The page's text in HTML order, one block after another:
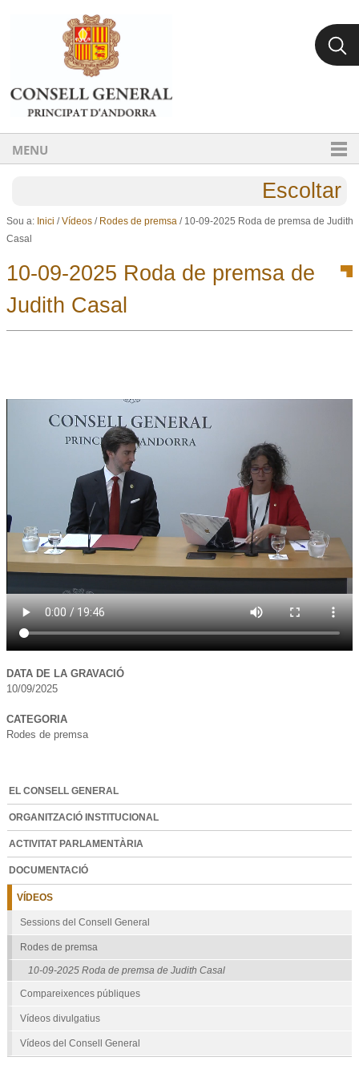
Ves al contingut.
Salta a la navegació
MENU
Escoltar
Sou a: Inici /Vídeos / Rodes de premsa / 10-09-2025 Roda de premsa de Judith
Casal
10-09-2025 Roda de premsa de
Judith Casal
DATA DE LA GRAVACIÓ
10/09/2025
CATEGORIA
Rodes de premsa
EL CONSELL GENERAL
ORGANITZACIÓ INSTITUCIONAL
ACTIVITAT PARLAMENTÀRIA
DOCUMENTACIÓ
VÍDEOS
Sessions del Consell General
Rodes de premsa
10-09-2025 Roda de premsa de Judith Casal
Compareixences públiques
Vídeos divulgatius
Vídeos del Consell General